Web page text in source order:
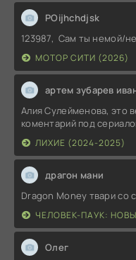
POijhchdjsk
123987, Сам ты немой/
МОТОР СИТИ (2026)
артем зубарев
Алия Сулейменова, это
коментарий под
ЛИХИЕ (2024-2025)
драгон мани
Dragon Money твари со
ЧЕЛОВЕК-ПАУК:
Олег